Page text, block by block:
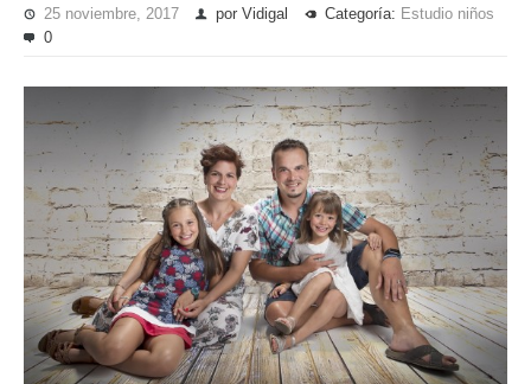
25 noviembre, 2017 por Vidigal Categoría: Estudio niños
0